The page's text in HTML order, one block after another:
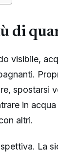
di
visibile,
spostarsi
in acqua
altri.
La